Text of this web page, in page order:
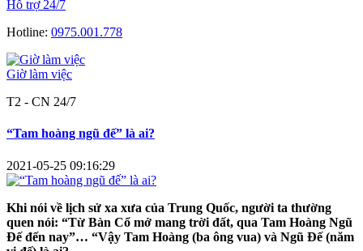
Hỗ trợ 24/7
Hotline: 0975.001.778
Giờ làm việc
T2 - CN 24/7
“Tam hoàng ngũ đế” là ai?
2021-05-25 09:16:29
Khi nói về lịch sử xa xưa của Trung Quốc, người ta thường
quen nói: “Từ Bàn Cổ mở mang trời đất, qua Tam Hoàng Ngũ
Đế đến nay”… “Vậy Tam Hoàng (ba ông vua) và Ngũ Đế (năm